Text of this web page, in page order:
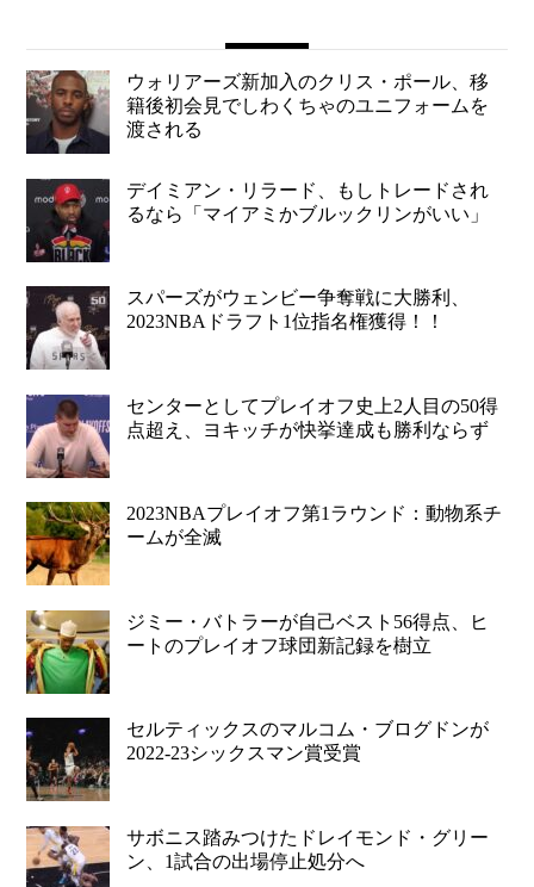
ウォリアーズ新加入のクリス・ポール、移
籍後初会見でしわくちゃのユニフォームを
渡される
デイミアン・リラード、もしトレードされ
るなら「マイアミかブルックリンがいい」
スパーズがウェンビー争奪戦に大勝利、
2023NBAドラフト1位指名権獲得！！
センターとしてプレイオフ史上2人目の50得
点超え、ヨキッチが快挙達成も勝利ならず
2023NBAプレイオフ第1ラウンド：動物系チ
ームが全滅
ジミー・バトラーが自己ベスト56得点、ヒ
ートのプレイオフ球団新記録を樹立
セルティックスのマルコム・ブログドンが
2022-23シックスマン賞受賞
サボニス踏みつけたドレイモンド・グリー
ン、1試合の出場停止処分へ